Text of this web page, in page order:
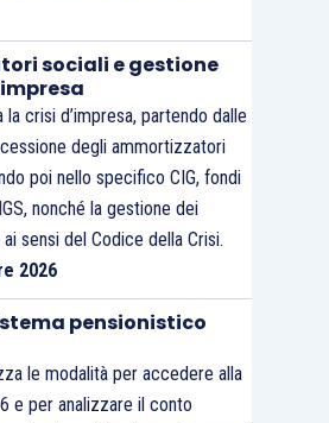
sociali e gestione
la crisi d’impresa, partendo dalle
degli ammortizzatori
poi nello specifico CIG, fondi
nonché la gestione dei
sensi del Codice della Crisi.
2026
pensionistico
le modalità per accedere alla
e per analizzare il conto